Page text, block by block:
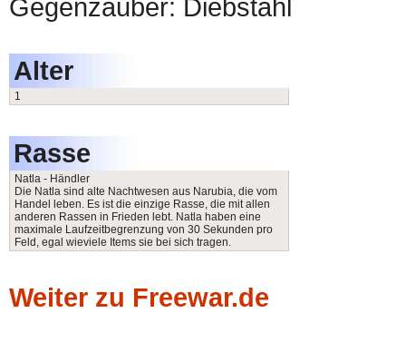
Gegenzauber: Diebstahl
Alter
1
Rasse
Natla - Händler
Die Natla sind alte Nachtwesen aus Narubia, die vom
Handel leben. Es ist die einzige Rasse, die mit allen
anderen Rassen in Frieden lebt. Natla haben eine
maximale Laufzeitbegrenzung von 30 Sekunden pro
Feld, egal wieviele Items sie bei sich tragen.
Weiter zu Freewar.de